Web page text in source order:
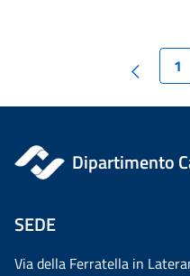
1
Dipartimento
SEDE
Via della Ferratella in